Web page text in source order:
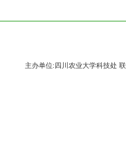
主办单位:四川农业大学科技处 联